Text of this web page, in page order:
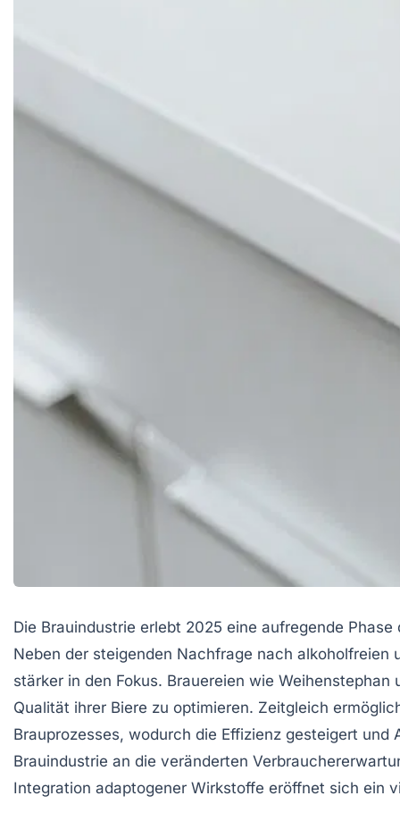
Die Brauindustrie erlebt 2025 eine aufregende
Neben der steigenden Nachfrage nach
stärker in den Fokus. Brauereien wie
Qualität ihrer Biere zu optimieren. Zeitgleich
Brauprozesses, wodurch die Effizienz gesteigert und
Brauindustrie an die veränderten
Integration adaptogener Wirkstoffe eröffnet sich ein